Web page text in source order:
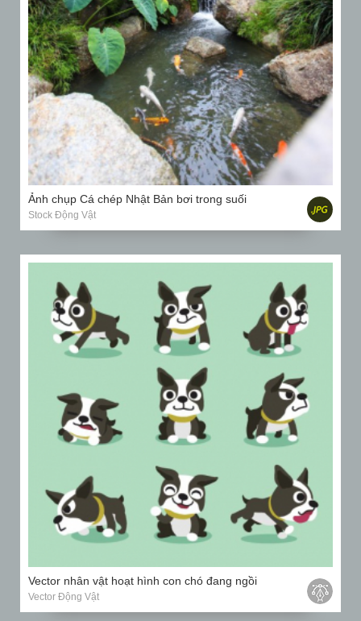
Ảnh chụp Cá chép Nhật Bản bơi trong suối
Stock Động Vật
Vector nhân vật hoạt hình con chó đang ngồi
Vector Động Vật